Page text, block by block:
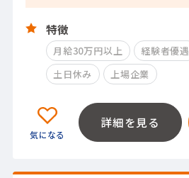
特徴
月給30万円以上 経験者優遇
土日休み
上場企業
詳細を見る